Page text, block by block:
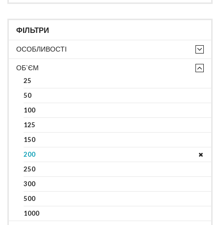
ФІЛЬТРИ
ОСОБЛИВОСТІ
ОБ`ЄМ
25
50
100
125
150
200
250
300
500
1000